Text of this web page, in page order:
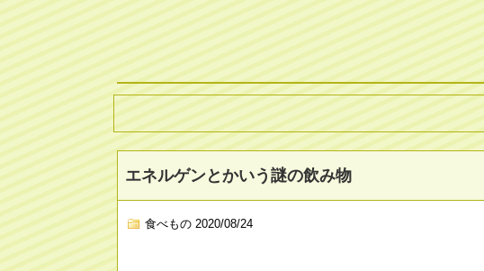
エネルゲンとかいう謎の飲み物
食べもの 2020/08/24